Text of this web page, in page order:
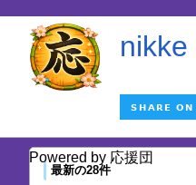
nikke
Powered by 応援団
最新の28件